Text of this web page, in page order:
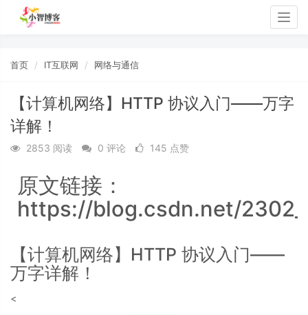
首页 IT互联网 网络与通信
【计算机网络】HTTP 协议入门——万字
详解！
2853 阅读 0 评论 145 点赞
原文链接：
https://blog.csdn.net/
【计算机网络】HTTP 协议入门——
万字详解！
<